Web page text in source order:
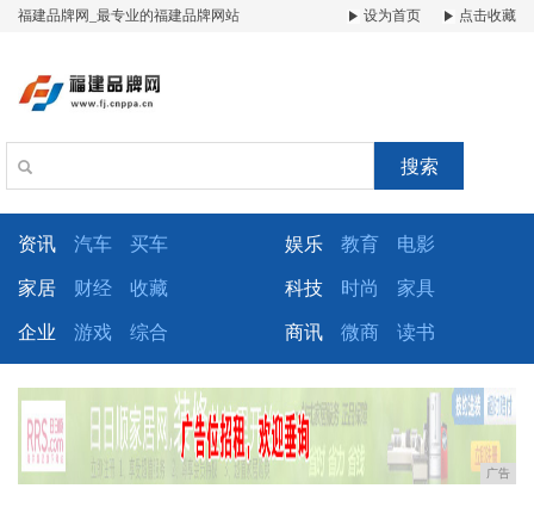
福建品牌网_最专业的福建品牌网站 设为首页 点击收藏
搜索
资讯 汽车 买车 娱乐 教育 电影
家居 财经 收藏 科技 时尚 家具
企业 游戏 综合 商讯 微商 读书
广告